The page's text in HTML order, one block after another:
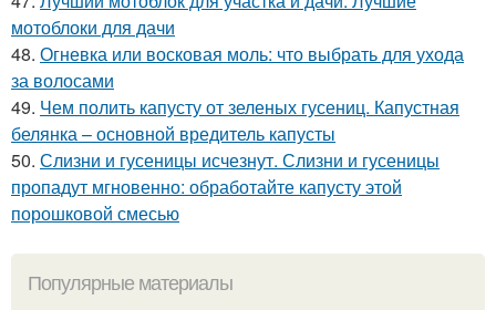
мотоблоки для дачи
48. Огневка или восковая моль: что выбрать для ухода
за волосами
49. Чем полить капусту от зеленых гусениц. Капустная
белянка – основной вредитель капусты
50. Слизни и гусеницы исчезнут. Слизни и гусеницы
пропадут мгновенно: обработайте капусту этой
порошковой смесью
Популярные материалы